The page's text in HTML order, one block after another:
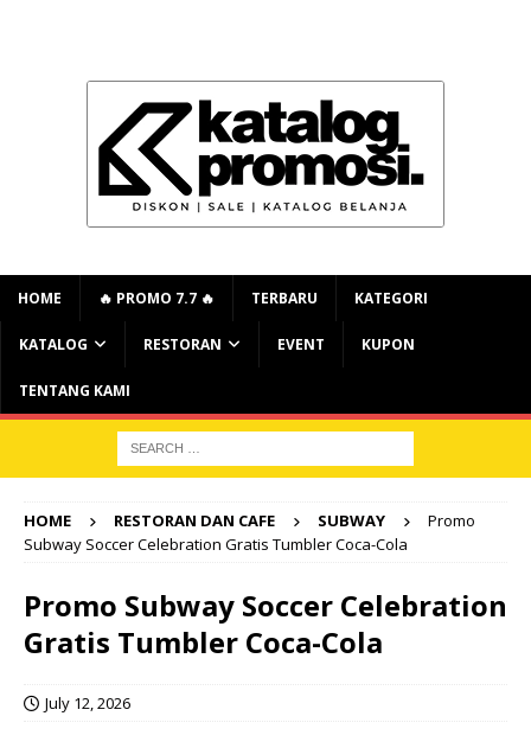
HOME 🔥 PROMO 7.7 🔥 TERBARU KATEGORI
KATALOG RESTORAN EVENT KUPON
TENTANG KAMI
HOME RESTORAN DAN CAFE SUBWAY
Promo
Subway Soccer Celebration Gratis Tumbler Coca-Cola
Promo Subway Soccer Celebration
Gratis Tumbler Coca-Cola
July 12, 2026